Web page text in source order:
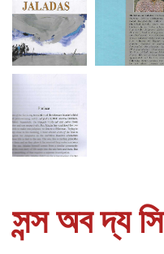
সন্স অব দ্য সি